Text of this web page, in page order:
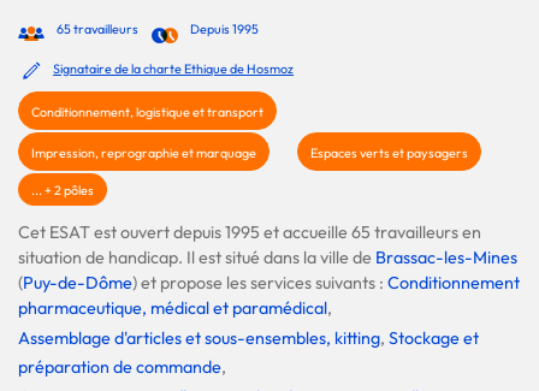
65 travailleurs Depuis 1995
Signataire de la charte Ethique de Hosmoz
Conditionnement, logistique et transport
Impression, reprographie et marquage Espaces verts et paysagers
... + 2 pôles
Cet ESAT est ouvert depuis 1995 et accueille 65 travailleurs en
situation de handicap. Il est situé dans la ville de Brassac-les-Mines
(Puy-de-Dôme) et propose les services suivants : Conditionnement
pharmaceutique, médical et paramédical,
Assemblage d'articles et sous-ensembles, kitting, Stockage et
préparation de commande,